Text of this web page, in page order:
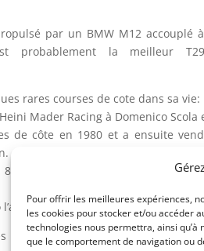
Pour offrir les meilleures expériences,
les cookies pour stocker et/ou accéder
technologies nous permettra, ainsi
que le comportement de navigation ou
par un BMW M12 accouplé
probablement la meilleur
rares courses de cote dans sa vie:
Mader Racing à Domenico Scola
de côte en 1980 et a ensuite
courses de côte en 1981-1982.
vendue !
ont été révisés en 1989, et